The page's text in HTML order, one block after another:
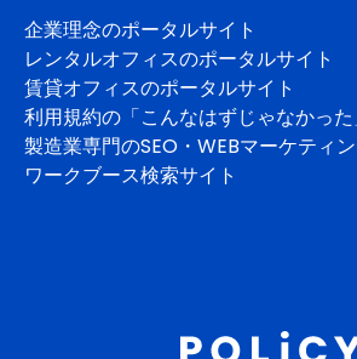
企業理念のポータルサイト
レンタルオフィスのポータルサイト
賃貸オフィスのポータルサイト
利用規約の「こんなはずじゃなかっ
製造業専門のSEO・WEBマーケティ
ワークブース検索サイト